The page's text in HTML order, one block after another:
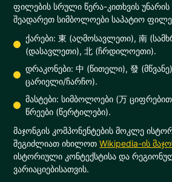
ფილების სრული წერა-კითხვის უნარის
შეადარეთ სიმბოლოები საპატიო
ქარები: 東 (აღმოსავლეთი), 南
(დასავლეთი), 北 (ჩრდილოეთი).
დრაკონები: 中 (წითელი), 發
ცარიელი/ჩარჩო).
მასტები: სიმბოლოები (万
წრეები (წერტილები).
მაჯონგის კომპონენტების მოკლე
შეგიძლიათ იხილოთWikipedia-ის
ისტორიული კონტექსტისა და
ვარიაციებისათვის.